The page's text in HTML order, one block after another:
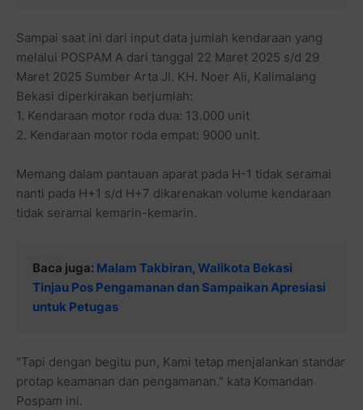
Sampai saat ini dari input data jumlah kendaraan yang
melalui POSPAM A dari tanggal 22 Maret 2025 s/d 29
Maret 2025 Sumber Arta Jl. KH. Noer Ali, Kalimalang
Bekasi diperkirakan berjumlah:
1. Kendaraan motor roda dua: 13.000 unit
2. Kendaraan motor roda empat: 9000 unit.
Memang dalam pantauan aparat pada H-1 tidak seramai
nanti pada H+1 s/d H+7 dikarenakan volume kendaraan
tidak seramai kemarin-kemarin.
Baca juga: Malam Takbiran, Walikota Bekasi
Tinjau Pos Pengamanan dan Sampaikan Apresiasi
untuk Petugas
"Tapi dengan begitu pun, Kami tetap menjalankan standar
protap keamanan dan pengamanan." kata Komandan
Pospam ini.